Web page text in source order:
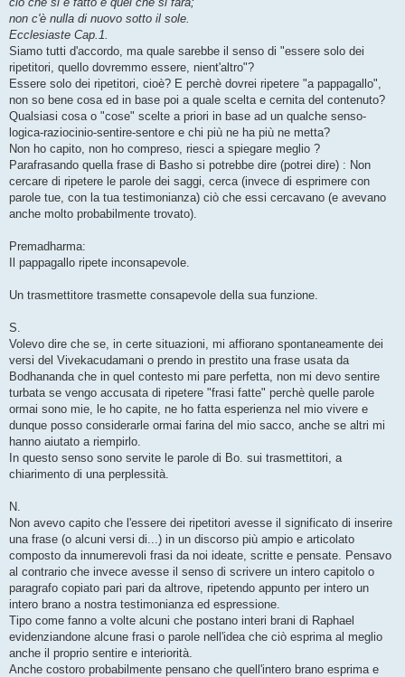
non c'è nulla di nuovo sotto il sole.
Ecclesiaste Cap.1.
Siamo tutti d'accordo, ma quale sarebbe il senso di "essere solo dei
ripetitori, quello dovremmo essere, nient'altro"?
Essere solo dei ripetitori, cioè? E perchè dovrei ripetere "a pappagallo",
non so bene cosa ed in base poi a quale scelta e cernita del contenuto?
Qualsiasi cosa o "cose" scelte a priori in base ad un qualche senso-
logica-raziocinio-sentire-sentore e chi più ne ha più ne metta?
Non ho capito, non ho compreso, riesci a spiegare meglio ?
Parafrasando quella frase di Basho si potrebbe dire (potrei dire) : Non
cercare di ripetere le parole dei saggi, cerca (invece di esprimere con
parole tue, con la tua testimonianza) ciò che essi cercavano (e avevano
anche molto probabilmente trovato).
Premadharma:
Il pappagallo ripete inconsapevole.
Un trasmettitore trasmette consapevole della sua funzione.
S.
Volevo dire che se, in certe situazioni, mi affiorano spontaneamente dei
versi del Vivekacudamani o prendo in prestito una frase usata da
Bodhananda che in quel contesto mi pare perfetta, non mi devo sentire
turbata se vengo accusata di ripetere "frasi fatte" perchè quelle parole
ormai sono mie, le ho capite, ne ho fatta esperienza nel mio vivere e
dunque posso considerarle ormai farina del mio sacco, anche se altri mi
hanno aiutato a riempirlo.
In questo senso sono servite le parole di Bo. sui trasmettitori, a
chiarimento di una perplessità.
N.
Non avevo capito che l'essere dei ripetitori avesse il significato di inserire
una frase (o alcuni versi di...) in un discorso più ampio e articolato
composto da innumerevoli frasi da noi ideate, scritte e pensate. Pensavo
al contrario che invece avesse il senso di scrivere un intero capitolo o
paragrafo copiato pari pari da altrove, ripetendo appunto per intero un
intero brano a nostra testimonianza ed espressione.
Tipo come fanno a volte alcuni che postano interi brani di Raphael
evidenziandone alcune frasi o parole nell'idea che ciò esprima al meglio
anche il proprio sentire e interiorità.
Anche costoro probabilmente pensano che quell'intero brano esprima e